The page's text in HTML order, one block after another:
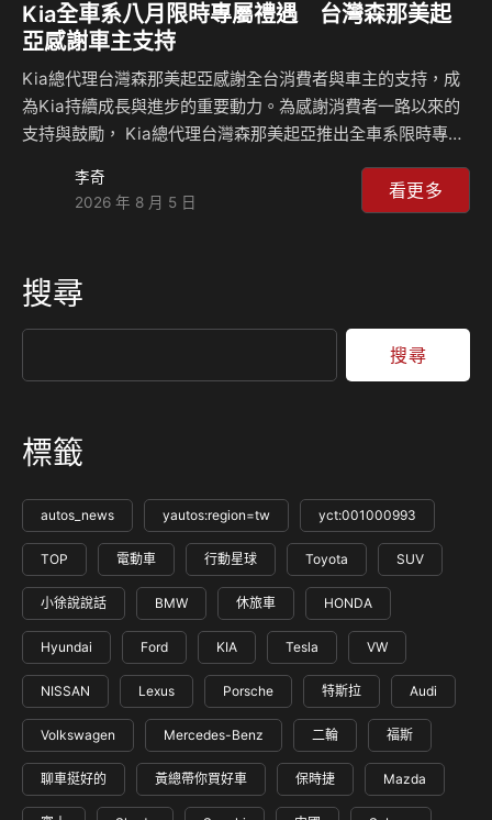
Kia全車系八月限時專屬禮遇 台灣森那美起
亞感謝車主支持
Kia總代理台灣森那美起亞感謝全台消費者與車主的支持，成
為Kia持續成長與進步的重要動力。為感謝消費者一路以來的
支持與鼓勵， Kia總代理台灣森那美起亞推出全車系限時專屬
家，並依車型提供電子後視鏡、隔熱紙、丙式車體險、家用充
電設備及免費快充等各項專屬禮遇，總價值最高逾100,000元
供車主更長期的用車保障。 同時，為創造更多生活美好回
憶，適逢父親節即將到來，Kia總代理台灣森那美起亞於8月8
李奇
2026 年 8 月 5 日
看更多
搜尋
搜尋
標籤
autos_news yautos:region=tw yct:001000993
TOP 電動車 行動星球 Toyota SUV
小徐說說話 BMW 休旅車 HONDA
Hyundai Ford KIA Tesla VW
NISSAN Lexus Porsche 特斯拉 Audi
Volkswagen Mercedes-Benz 二輪 福斯
聊車挺好的 黃總帶你買好車 保時捷 Mazda